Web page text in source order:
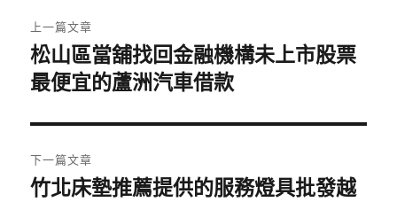
章
導
覽
上一篇文章
上
一
文
章:
松山區當舖找回金融機構未上市股票
最便宜的蘆洲汽車借款
下一篇文章
下
竹北床墊推薦提供的服務燈具批發越